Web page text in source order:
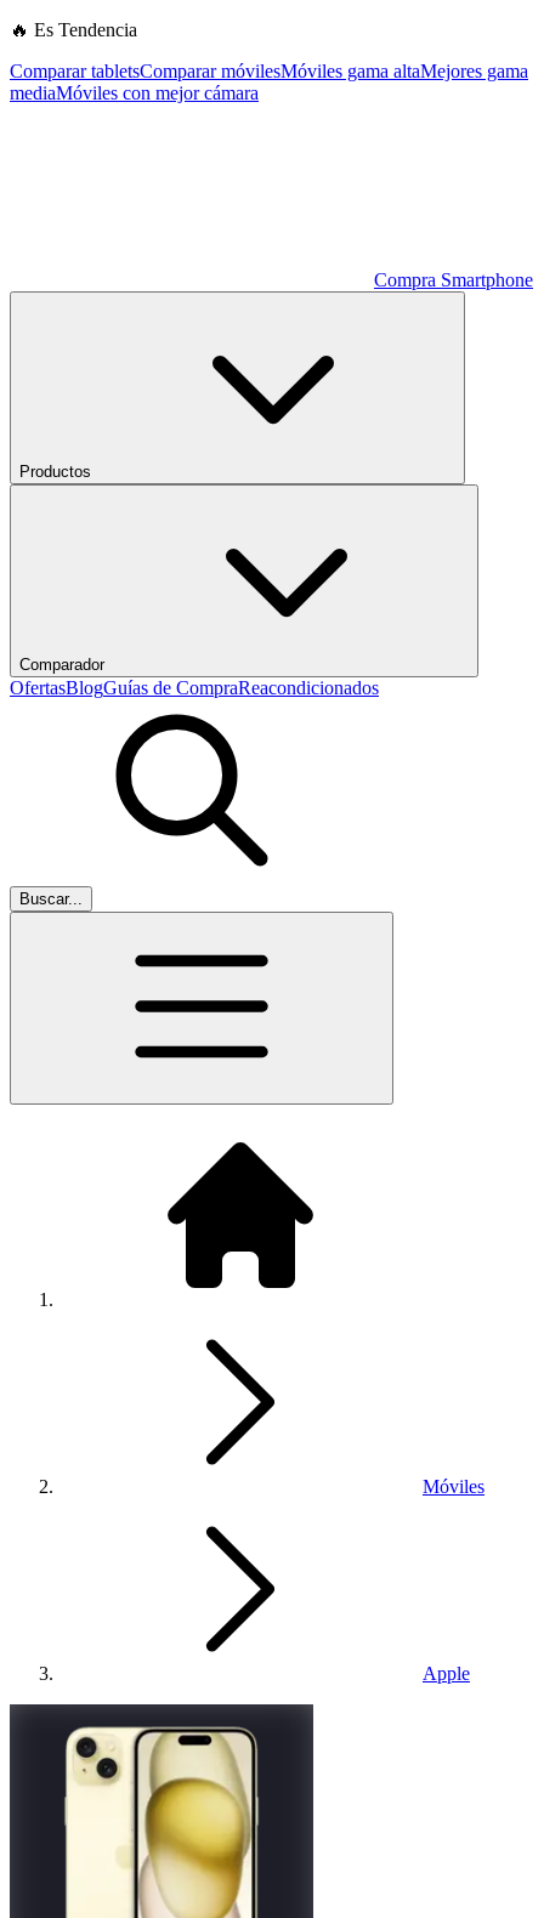
🔥 Es Tendencia
Comparar tabletsComparar móvilesMóviles gama altaMejores gama
mediaMóviles con mejor cámara
Compra Smartphone
Productos
Comparador
OfertasBlogGuías de CompraReacondicionados
Buscar...
Móviles
Apple